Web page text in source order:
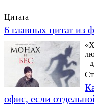
Цитата
6 главных цитат из
офис, если